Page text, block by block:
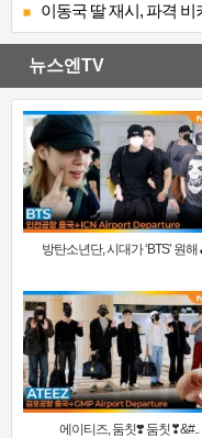
이동국 딸 재시, 파격
뉴스엔TV
방탄소년단, 시대가 ‘BTS’ 원해
에이티즈, 둠칫❣️ 둠칫❣&#..